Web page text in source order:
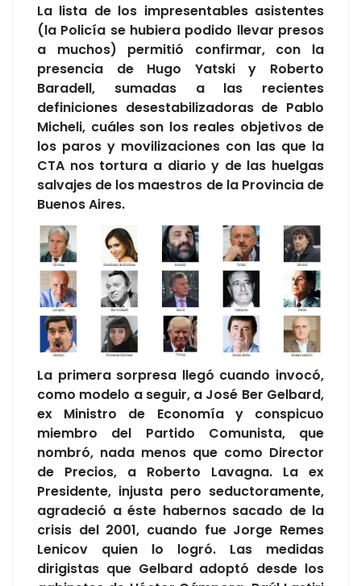
La lista de los impresentables asistentes
(la Policía se hubiera podido llevar presos
a muchos) permitió confirmar, con la
presencia de Hugo Yatski y Roberto
Baradell, sumadas a las recientes
definiciones desestabilizadoras de Pablo
Micheli, cuáles son los reales objetivos de
los paros y movilizaciones con las que la
CTA nos tortura a diario y de las huelgas
salvajes de los maestros de la Provincia de
Buenos Aires.
La primera sorpresa llegó cuando invocó,
como modelo a seguir, a José Ber Gelbard,
ex Ministro de Economía y conspicuo
miembro del Partido Comunista, que
nombró, nada menos que como Director
de Precios, a Roberto Lavagna. La ex
Presidente, injusta pero seductoramente,
agradeció a éste habernos sacado de la
crisis del 2001, cuando fue Jorge Remes
Lenicov quien lo logró. Las medidas
dirigistas que Gelbard adoptó desde los